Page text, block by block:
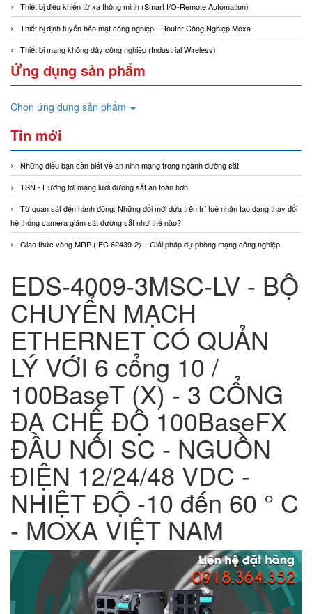
Thiết bị điều khiển từ xa thông minh (Smart I/O-Remote Automation)
Thiết bị định tuyến bảo mật công nghiệp - Router Công Nghiệp Moxa
Thiết bị mạng không dây công nghiệp (Industrial Wireless)
Ứng dụng sản phẩm
Chọn ứng dụng sản phẩm
Tin mới
Những điều bạn cần biết về an ninh mạng trong ngành đường sắt
TSN - Hướng tới mạng lưới đường sắt an toàn hơn
Từ quan sát đến hành động: Những đổi mới dựa trên trí tuệ nhân tạo đang thay đổi
hệ thống camera giám sát đường sắt như thế nào?
Giao thức vòng MRP (IEC 62439-2) – Giải pháp dự phòng mạng công nghiệp
EDS-4009-3MSC-LV - BỘ
CHUYỂN MẠCH
ETHERNET CÓ QUẢN
LÝ VỚI 6 cổng 10 /
100BaseT (X) - 3 CỔNG
ĐA CHẾ ĐỘ 100BaseFX
ĐẦU NỐI SC - NGUỒN
ĐIỆN 12/24/48 VDC -
NHIỆT ĐỘ -10 đến 60 ° C
- MOXA VIỆT NAM